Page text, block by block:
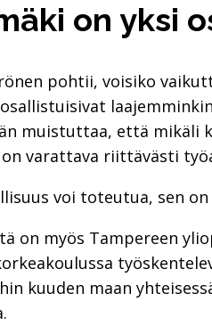
on yksi
pohtii, voisiko
muistuttaa, että mikäli
varattava riittävästi
voi toteutua, sen
on myös Tampereen
kuuden maan